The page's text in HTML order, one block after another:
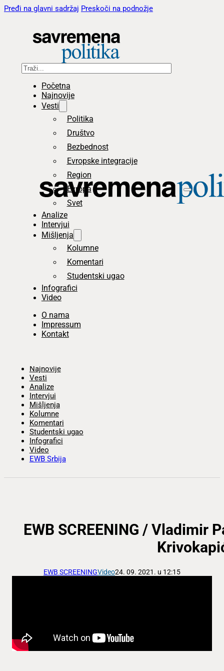
Pređi na glavni sadržaj Preskoči na podnožje
Pretraga
Početna
Najnovije
Vesti
Politika
Društvo
Bezbednost
Evropske integracije
Region
Evropa
Svet
Analize
Intervjui
Mišljenja
Kolumne
Komentari
Studentski ugao
Infografici
Video
O nama
Impressum
Kontakt
Najnovije
Vesti
Analize
Intervjui
Mišljenja
Kolumne
Komentari
Studentski ugao
Infografici
Video
EWB Srbija
EWB SCREENING / Vladimir
EWB SCREENINGVideo24. 09. 2021. u 12:15